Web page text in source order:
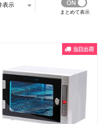
表示
まとめて表示